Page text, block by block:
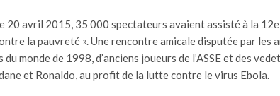
20 avril 2015, 35 000 spectateurs avaient assisté à la
la pauvreté ». Une rencontre amicale disputée par les
du monde de 1998, d’anciens joueurs de l’ASSE et des
et Ronaldo, au profit de la lutte contre le virus Ebola.